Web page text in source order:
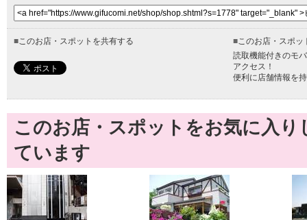
■このお店・スポットを共有する ■このお店・スポッ
読取機能付きのモ
アクセス！
便利に店舗情報を
このお店・スポットをお気に入
ています